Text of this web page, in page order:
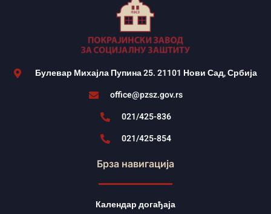
Булевар Михајла Пупина 25. 21101 Нови Сад, Србија
office@pzsz.gov.rs
021/425-836
021/425-854
Брза навигација
Календар догађаја